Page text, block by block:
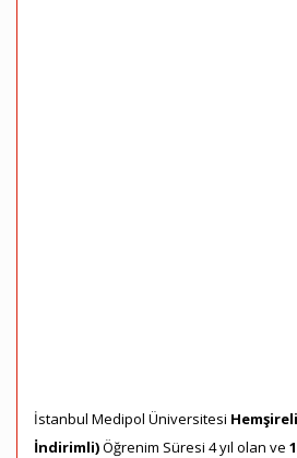
İstanbul Medipol Üniversitesi
İndirimli)Öğrenim Süresi 4 yıl olan ve